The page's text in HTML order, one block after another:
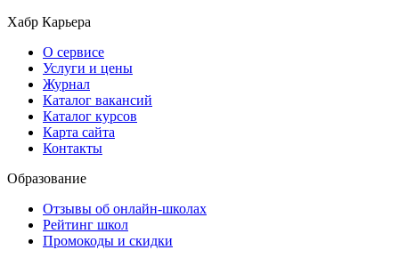
Хабр Карьера
О сервисе
Услуги и цены
Журнал
Каталог вакансий
Каталог курсов
Карта сайта
Контакты
Образование
Отзывы об онлайн-школах
Рейтинг школ
Промокоды и скидки